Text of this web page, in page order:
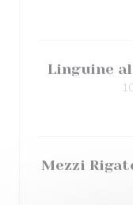
Linguine
Mezzi